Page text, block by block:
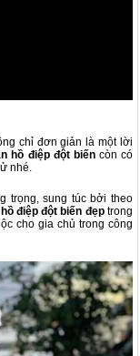
chỉ đơn giản là một lời
hồ điệp đột biếncòn có
nhé.
trọng, sung túc bởi theo
điệp đột biến đẹptrong
cho gia chủ trong công